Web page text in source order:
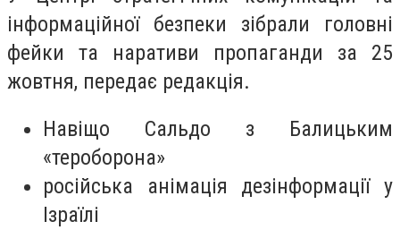
інформаційної безпеки зібрали головні
фейки та наративи пропаганди за 25
жовтня, передає редакція.
Навіщо Сальдо з Балицьким
«тероборона»
російська анімація дезінформації у
Ізраїлі